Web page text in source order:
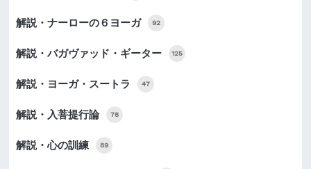
解説・ナーローの６ヨーガ 92
解説・バガヴァッド・ギーター 125
解説・ヨーガ・スートラ 47
解説・入菩提行論 78
解説・心の訓練 89